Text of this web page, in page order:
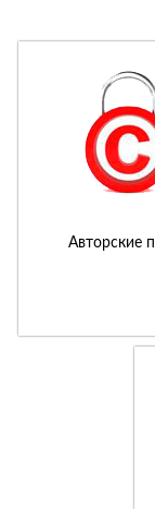
Авторские